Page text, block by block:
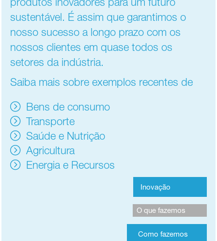
sustentável. É assim que garantimos o
nosso sucesso a longo prazo com os
nossos clientes em quase todos os
setores da indústria.
Saiba mais sobre exemplos recentes de
Bens de consumo
Transporte
Saúde e Nutrição
Agricultura
Energia e Recursos
Inovação
O que fazemos
Como fazemos